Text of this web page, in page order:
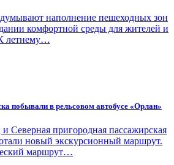
наполнение пешеходных зон
комфортной среды для жителей и
летнему…
побывали в рельсовом автобусе «Орлан»
пригородная пассажирская
новый экскурсионный маршрут.
маршрут…